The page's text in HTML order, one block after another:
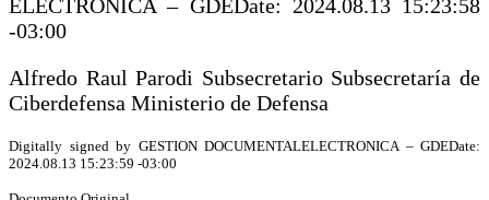
ELECTRONICA – GDEDate: 2024.08.13 15:23:58
-03:00
Alfredo Raul Parodi Subsecretario Subsecretaría de
Ciberdefensa Ministerio de Defensa
Digitally signed by GESTION DOCUMENTALELECTRONICA – GDEDate:
2024.08.13 15:23:59 -03:00